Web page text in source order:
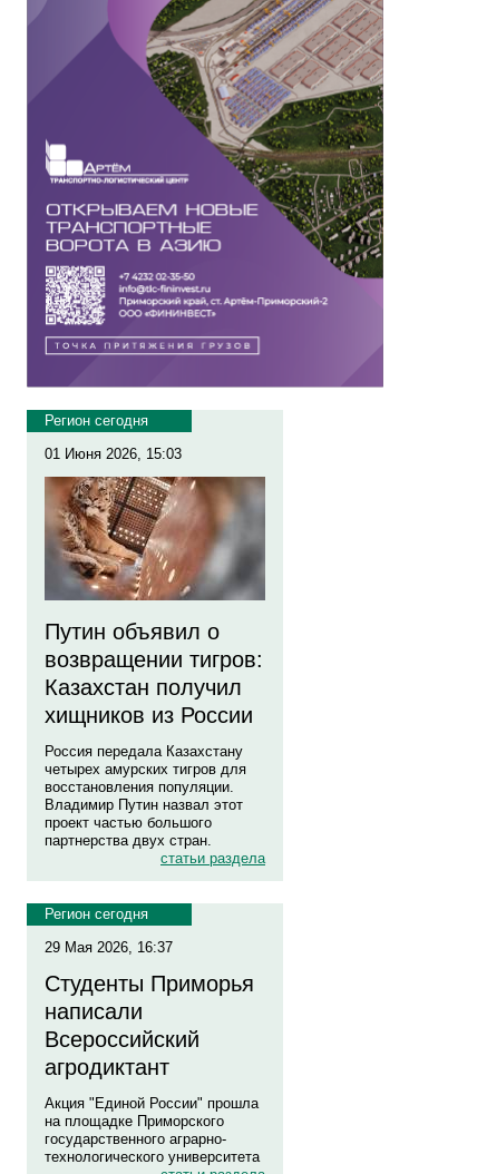
Регион сегодня
01 Июня 2026, 15:03
Путин объявил о
возвращении тигров:
Казахстан получил
хищников из России
Россия передала Казахстану
четырех амурских тигров для
восстановления популяции.
Владимир Путин назвал этот
проект частью большого
партнерства двух стран.
статьи раздела
Регион сегодня
29 Мая 2026, 16:37
Студенты Приморья
написали
Всероссийский
агродиктант
Акция "Единой России" прошла
на площадке Приморского
государственного аграрно-
технологического университета